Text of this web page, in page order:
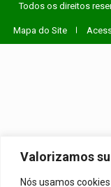
Valorizamos
Nós usamos
Todos os direitos
Mapa do Site